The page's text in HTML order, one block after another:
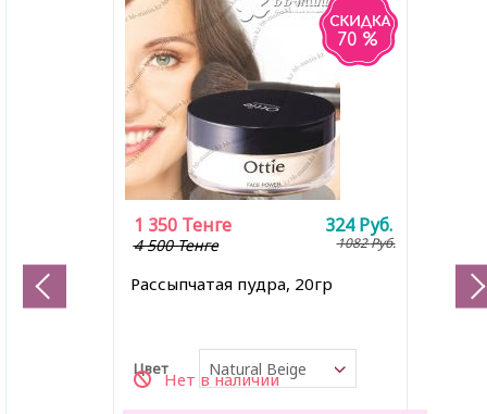
70 %
Рассыпчатая пудра, 20гр
Цвет Natural Beige
Нет в наличии
1 350 Тенге 324Руб.
4 500 Тенге 1082Руб.